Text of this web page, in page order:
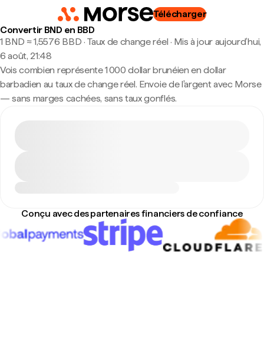
Télécharger
Convertir BND en BBD
1 BND ≈ 1,5576 BBD · Taux de change réel · Mis à jour aujourd’hui,
6 août, 21:48
Vois combien représente 1 000 dollar brunéien en dollar
barbadien au taux de change réel. Envoie de l'argent avec Morse
— sans marges cachées, sans taux gonflés.
Conçu avec des partenaires financiers de confiance